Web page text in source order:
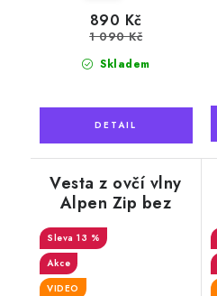
Skladem
890 Kč
1 090 Kč
Vesta z ovčí vlny
Alpen Zip bez
límce světle modrá
13 %
Akce
VIDEO